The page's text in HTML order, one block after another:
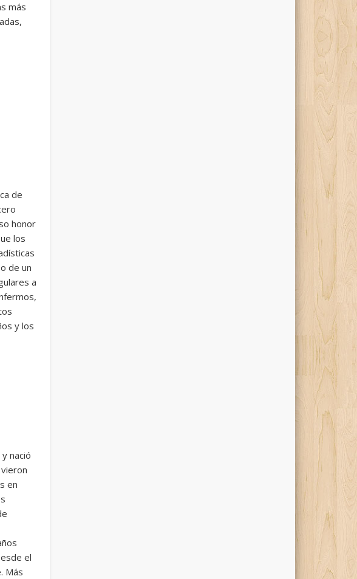
más
de
honor
los
de un
a
y los
nació
en
el
Más